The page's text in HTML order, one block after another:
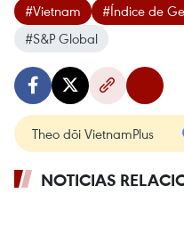
#Vietnam
#Índice de
#S&P Global
Theo dõi VietnamPlus
NOTICIAS